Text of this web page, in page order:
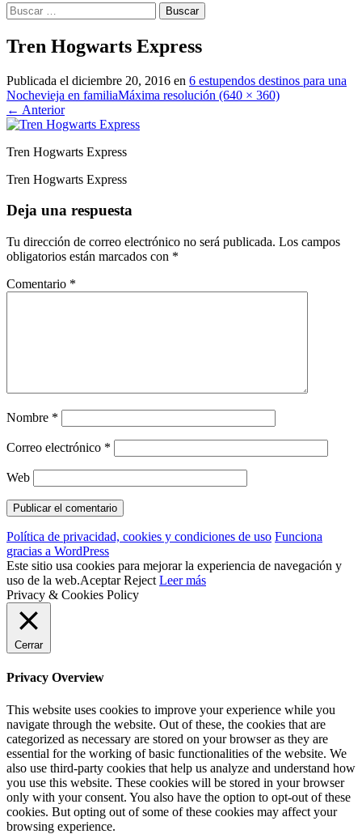
Buscar:
Tren Hogwarts Express
Publicada el diciembre 20, 2016 en 6 estupendos destinos para una
Nochevieja en familiaMáxima resolución (640 × 360)
← Anterior
Tren Hogwarts Express
Tren Hogwarts Express
Deja una respuesta
Tu dirección de correo electrónico no será publicada. Los campos
obligatorios están marcados con *
Comentario *
Nombre *
Correo electrónico *
Web
Política de privacidad, cookies y condiciones de uso Funciona
gracias a WordPress
Este sitio usa cookies para mejorar la experiencia de navegación y
uso de la web.Aceptar Reject Leer más
Privacy & Cookies Policy
Cerrar
Privacy Overview
This website uses cookies to improve your experience while you
navigate through the website. Out of these, the cookies that are
categorized as necessary are stored on your browser as they are
essential for the working of basic functionalities of the website. We
also use third-party cookies that help us analyze and understand how
you use this website. These cookies will be stored in your browser
only with your consent. You also have the option to opt-out of these
cookies. But opting out of some of these cookies may affect your
browsing experience.